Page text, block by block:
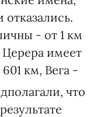
отказались.
- от 1 км
имеет
км, Вега -
что